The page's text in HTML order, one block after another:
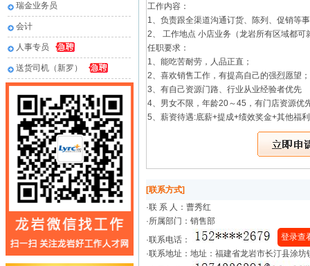
瑞金业务员
会计
人事专员
送货司机（新罗）
工作内容：
1、负责跟全渠道沟通订货、陈列、促销等
2、 工作地点 小店业务（龙岩所有区域都可
任职要求：
1、能吃苦耐劳，人品正直；
2、喜欢销售工作，有提高自己的强烈愿望；
3、有自己资源门路、行业从业经验者优先
4、男女不限，年龄20～45，有门店资源优
5、薪资待遇:底薪+提成+绩效奖金+其他福
[联系方式]
·联 系 人： 曹秀红
·所属部门：销售部
·联系电话：
登录查
·联系地址：地址：福建省龙岩市长汀县涂